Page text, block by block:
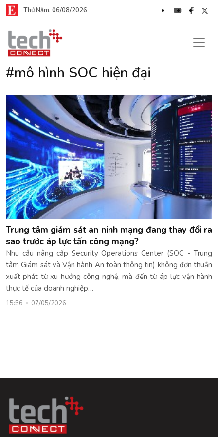
Thứ Năm, 06/08/2026
#mô hình SOC hiện đại
Trung tâm giám sát an ninh mạng đang thay đổi ra
sao trước áp lực tấn công mạng?
Nhu cầu nâng cấp Security Operations Center (SOC - Trung
tâm Giám sát và Vận hành An toàn thông tin) không đơn thuần
xuất phát từ xu hướng công nghệ, mà đến từ áp lực vận hành
thực tế của doanh nghiệp…
15:56 07/05/2026